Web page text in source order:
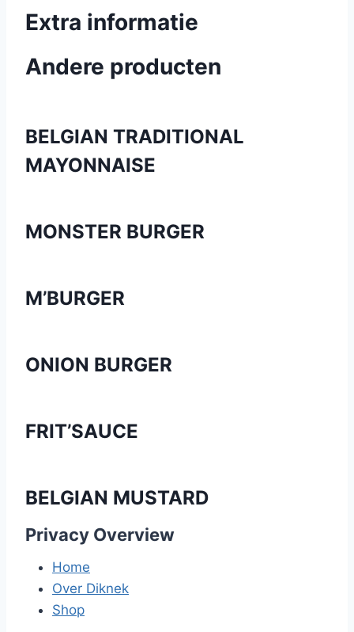
Extra informatie
Andere producten
BELGIAN TRADITIONAL
MAYONNAISE
MONSTER BURGER
M’BURGER
ONION BURGER
FRIT’SAUCE
BELGIAN MUSTARD
Privacy Overview
Home
Over Diknek
Shop